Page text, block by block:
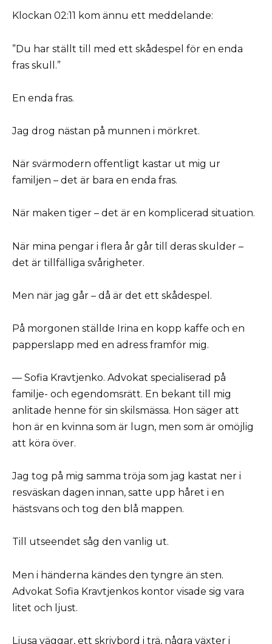
Klockan 02:11 kom ännu ett meddelande:
”Du har ställt till med ett skådespel för en enda
fras skull.”
En enda fras.
Jag drog nästan på munnen i mörkret.
När svärmodern offentligt kastar ut mig ur
familjen – det är bara en enda fras.
När maken tiger – det är en komplicerad situation.
När mina pengar i flera år går till deras skulder –
det är tillfälliga svårigheter.
Men när jag går – då är det ett skådespel.
På morgonen ställde Irina en kopp kaffe och en
papperslapp med en adress framför mig.
— Sofia Kravtjenko. Advokat specialiserad på
familje- och egendomsrätt. En bekant till mig
anlitade henne för sin skilsmässa. Hon säger att
hon är en kvinna som är lugn, men som är omöjlig
att köra över.
Jag tog på mig samma tröja som jag kastat ner i
resväskan dagen innan, satte upp håret i en
hästsvans och tog den blå mappen.
Till utseendet såg den vanlig ut.
Men i händerna kändes den tyngre än sten.
Advokat Sofia Kravtjenkos kontor visade sig vara
litet och ljust.
Ljusa väggar, ett skrivbord i trä, några växter i